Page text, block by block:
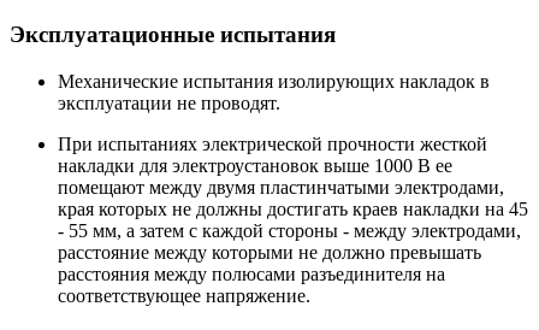
Эксплуатационные испытания
Механические испытания изолирующих накладок в
эксплуатации не проводят.
При испытаниях электрической прочности жесткой
накладки для электроустановок выше 1000 В ее
помещают между двумя пластинчатыми электродами,
края которых не должны достигать краев накладки на 45
- 55 мм, а затем с каждой стороны - между электродами,
расстояние между которыми не должно превышать
расстояния между полюсами разъединителя на
соответствующее напряжение.